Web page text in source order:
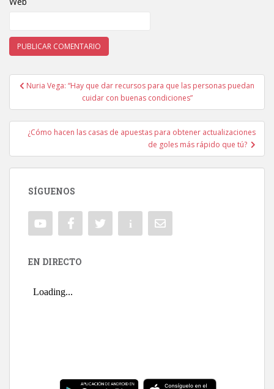
Navegación de entradas
Nuria Vega: “Hay que dar recursos para que las personas puedan
cuidar con buenas condiciones”
¿Cómo hacen las casas de apuestas para obtener actualizaciones
de goles más rápido que tú?
SÍGUENOS
EN DIRECTO